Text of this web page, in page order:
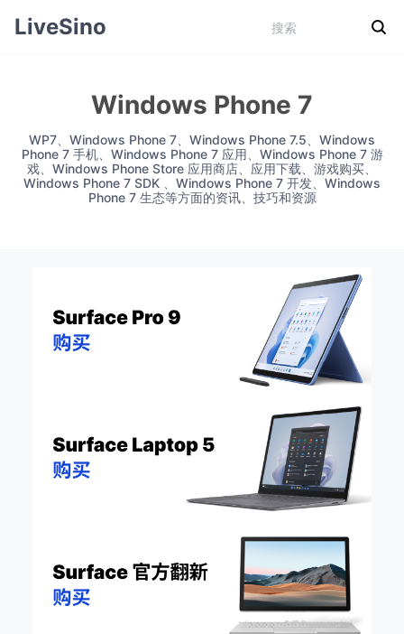
LiveSino
Windows Phone 7
WP7、Windows Phone 7、Windows Phone 7.5、Windows
Phone 7 手机、Windows Phone 7 应用、Windows Phone 7 游
戏、Windows Phone Store 应用商店、应用下载、游戏购买、
Windows Phone 7 SDK 、Windows Phone 7 开发、Windows
Phone 7 生态等方面的资讯、技巧和资源